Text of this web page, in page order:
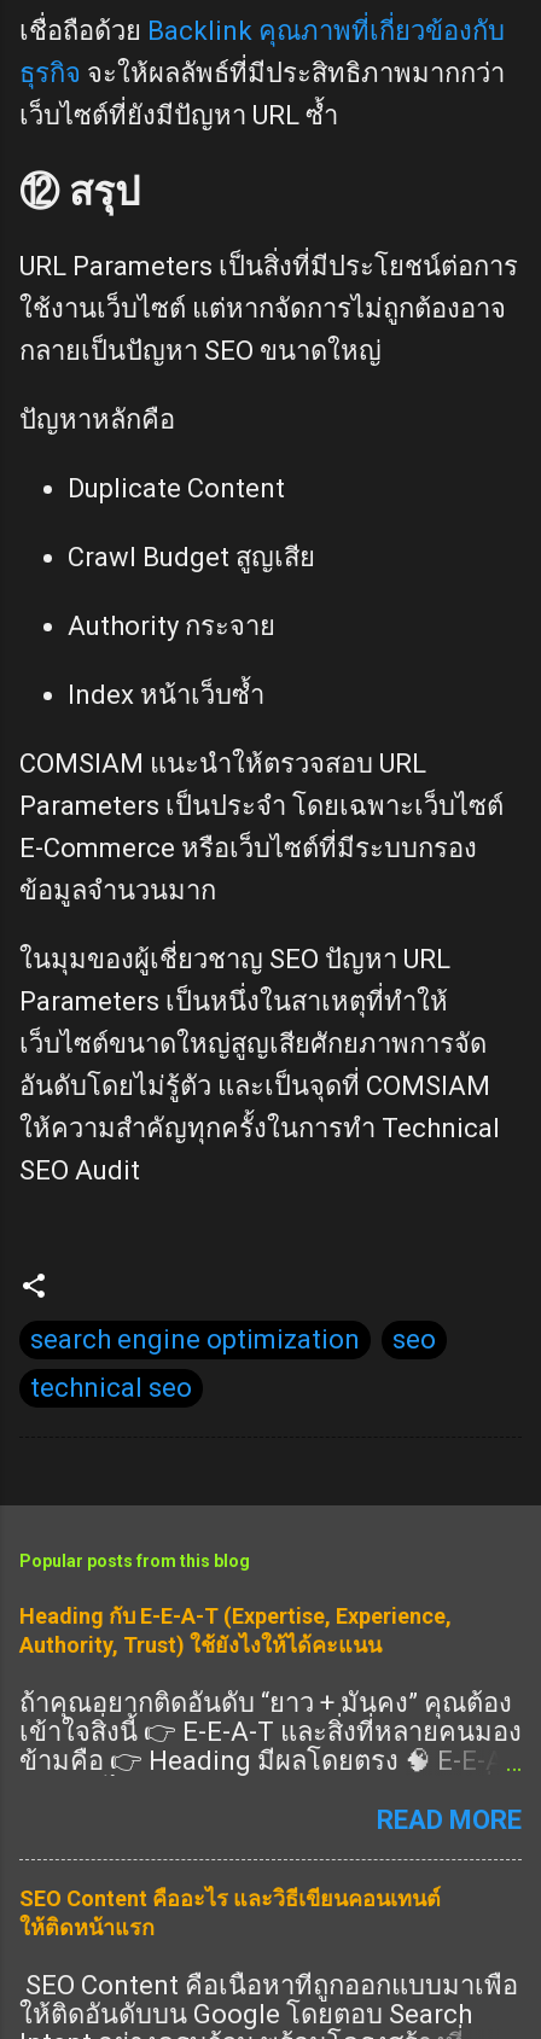
เชื่อถือด้วย Backlink คุณภาพที่เกี่ยวข้องกับ
ธุรกิจ จะให้ผลลัพธ์ที่มีประสิทธิภาพมากกว่า
เว็บไซต์ที่ยังมีปัญหา URL ซ้ำ
⑫ สรุป
URL Parameters เป็นสิ่งที่มีประโยชน์ต่อการ
ใช้งานเว็บไซต์ แต่หากจัดการไม่ถูกต้องอาจ
กลายเป็นปัญหา SEO ขนาดใหญ่
ปัญหาหลักคือ
Duplicate Content
Crawl Budget สูญเสีย
Authority กระจาย
Index หน้าเว็บซ้ำ
COMSIAM แนะนำให้ตรวจสอบ URL
Parameters เป็นประจำ โดยเฉพาะเว็บไซต์
E-Commerce หรือเว็บไซต์ที่มีระบบกรอง
ข้อมูลจำนวนมาก
ในมุมของผู้เชี่ยวชาญ SEO ปัญหา URL
Parameters เป็นหนึ่งในสาเหตุที่ทำให้
เว็บไซต์ขนาดใหญ่สูญเสียศักยภาพการจัด
อันดับโดยไม่รู้ตัว และเป็นจุดที่ COMSIAM
ให้ความสำคัญทุกครั้งในการทำ Technical
SEO Audit
search engine optimization
seo
technical seo
Popular posts from this blog
Heading กับ E-E-A-T (Expertise, Experience,
Authority, Trust) ใช้ยังไงให้ได้คะแนน
ถ้าคุณอยากติดอันดับ “ยาว + มั่นคง” คุณต้อง
เข้าใจสิ่งนี้ 👉 E-E-A-T และสิ่งที่หลายคนมอง
ข้ามคือ 👉 Heading มีผลโดยตรง 🧠 E-E-A-
ว่าเนื้อหาคุณ: Expertise (ความเชี่ยวชาญ)
ครบ = อันดับดีขึ้น 🎯 Heading ช่วย E-E-A-T
ยังไง ✔️ 1. แสดง Expertise 👉 ใช้ Heading
ครอบคลุมลึก ✔️ 2. แสดง Experience 👉 มี
หัวข้อ “ประสบการณ์จริง” ✔️ 3. แสดง
Authority 👉 มีหัวข้อครบทุกมุม ✔️ 4. แสดง
READ MORE
SEO Content คืออะไร และวิธีเขียนคอนเทนต์
ให้ติดหน้าแรก
SEO Content คือเนื้อหาที่ถูกออกแบบมาเพื่อ
ให้ติดอันดับบน Google โดยตอบ Search